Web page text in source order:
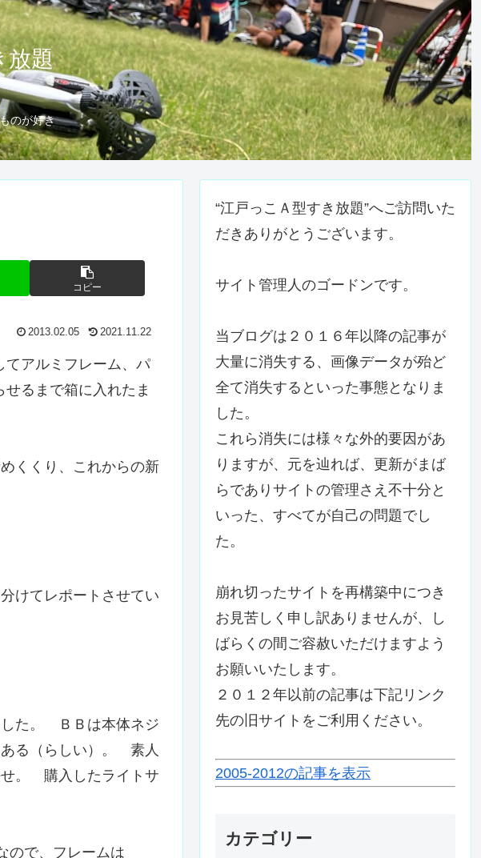
放題
のが好き
コピー
2013.02.05 2021.11.22
アルミフレーム、パ
るまで箱に入れたま
くくり、これからの新
けてレポートさせてい
した。 ＢＢは本体ネジ
ある（らしい）。 素人
せ。 購入したライトサ
ので、フレームは
“江戸っこＡ型すき放題”へご訪問いた
だきありがとうございます。
サイト管理人のゴードンです。
当ブログは２０１６年以降の記事が
大量に消失する、画像データが殆ど
全て消失するといった事態となりま
した。
これら消失には様々な外的要因があ
りますが、元を辿れば、更新がまば
らでありサイトの管理さえ不十分と
いった、すべてが自己の問題でし
た。
崩れ切ったサイトを再構築中につき
お見苦しく申し訳ありませんが、し
ばらくの間ご容赦いただけますよう
お願いいたします。
２０１２年以前の記事は下記リンク
先の旧サイトをご利用ください。
2005-2012の記事を表示
カテゴリー